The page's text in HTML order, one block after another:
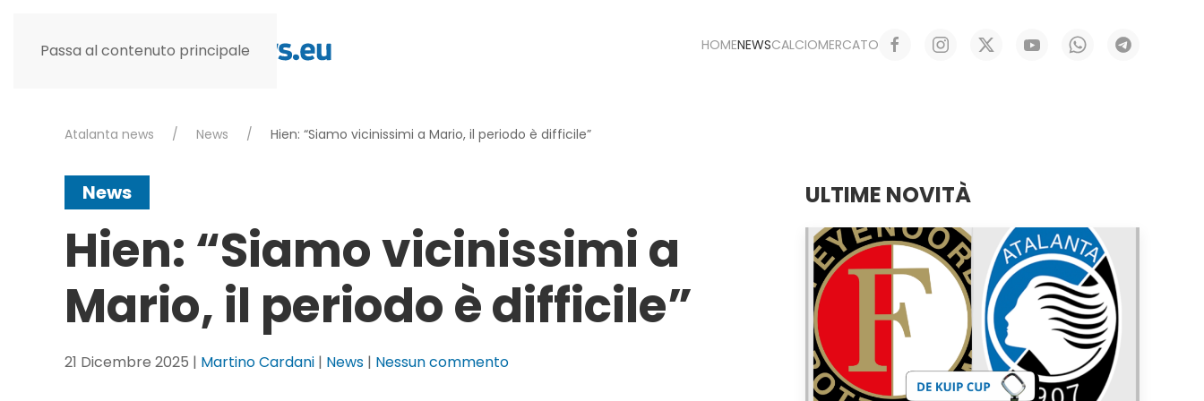
Passa al contenuto principale HOMENEWSCALCIOMERCATO
Atalanta news News Hien: “Siamo vicinissimi a Mario, il periodo è difficile”
News
Hien: “Siamo vicinissimi a
Mario, il periodo è difficile”
21 Dicembre 2025 | Martino Cardani | News | Nessun commentosu
ULTIME NOVITÀ